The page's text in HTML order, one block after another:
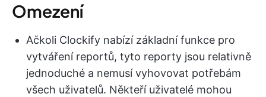
Omezení
Ačkoli Clockify nabízí základní funkce pro
vytváření reportů, tyto reporty jsou relativně
jednoduché a nemusí vyhovovat potřebám
všech uživatelů. Někteří uživatelé mohou